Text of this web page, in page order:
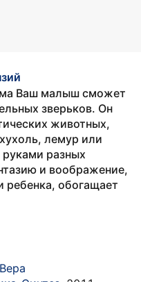
Ваш малыш сможет
зверьков. Он
животных,
лемур или
разных
и воображение,
ребенка, обогащает